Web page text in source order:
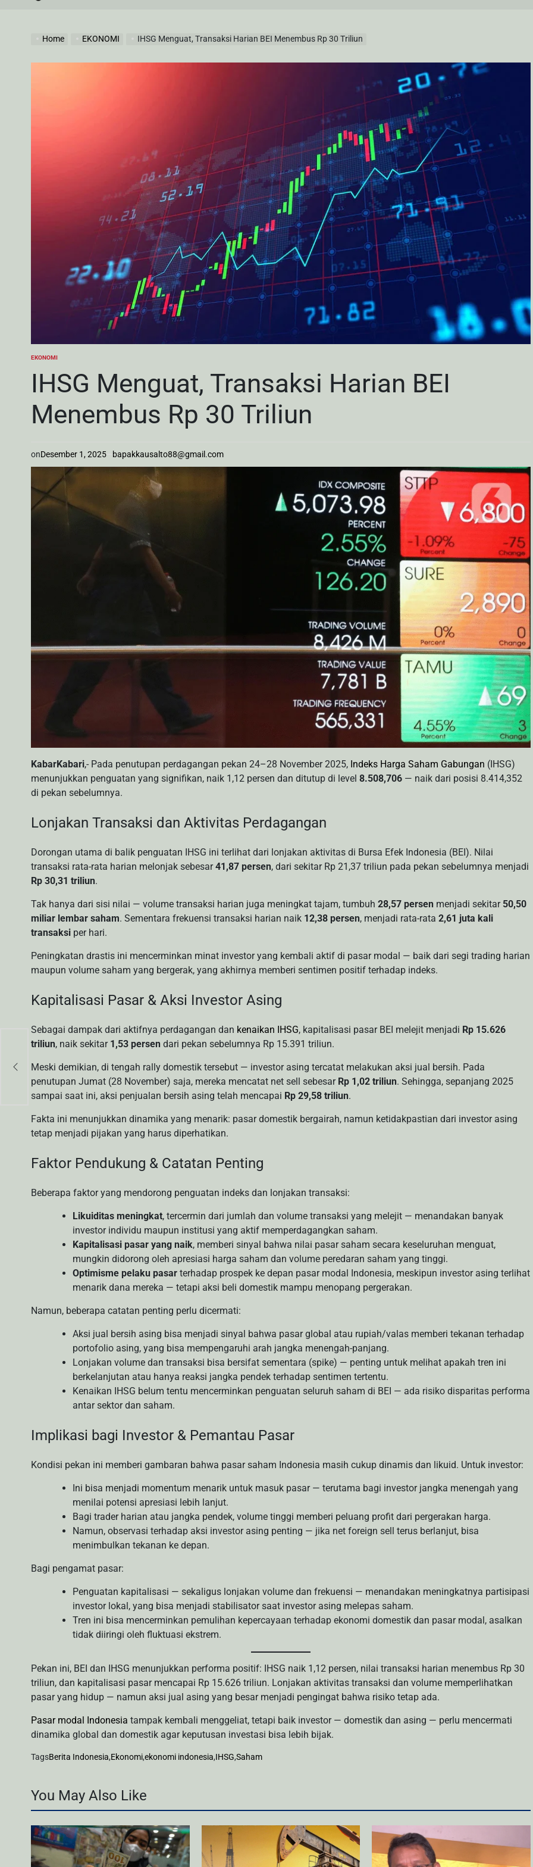
Home EKONOMI IHSG Menguat, Transaksi Harian BEI Menembus Rp 30 Triliun
POSTED
EKONOMI
IHSG Menguat, Transaksi Harian BEI
Menembus Rp 30 Triliun
onDesember 1, 2025 bapakkausalto88@gmail.com
KabarKabari,- Pada penutupan perdagangan pekan 24–28 November 2025, Indeks Harga Saham Gabungan (IHSG)
menunjukkan penguatan yang signifikan, naik 1,12 persen dan ditutup di level 8.508,706 — naik dari posisi 8.414,352
di pekan sebelumnya.
Lonjakan Transaksi dan Aktivitas Perdagangan
Dorongan utama di balik penguatan IHSG ini terlihat dari lonjakan aktivitas di Bursa Efek Indonesia (BEI). Nilai
transaksi rata-rata harian melonjak sebesar41,87 persen, dari sekitar Rp 21,37 triliun pada pekan sebelumnya menjadi
Rp 30,31 triliun.
Tak hanya dari sisi nilai — volume transaksi harian juga meningkat tajam, tumbuh 28,57 persen menjadi sekitar 50,50
miliar lembar saham. Sementara frekuensi transaksi harian naik 12,38 persen, menjadi rata-rata 2,61 juta kali
transaksi per hari.
Peningkatan drastis ini mencerminkan minat investor yang kembali aktif di pasar modal — baik dari segi trading harian
maupun volume saham yang bergerak, yang akhirnya memberi sentimen positif terhadap indeks.
Kapitalisasi Pasar & Aksi Investor Asing
Sebagai dampak dari aktifnya perdagangan dan kenaikan IHSG, kapitalisasi pasar BEI melejit menjadi Rp 15.626
triliun, naik sekitar 1,53 persen dari pekan sebelumnya Rp 15.391 triliun.
Meski demikian, di tengah rally domestik tersebut — investor asing tercatat melakukan aksi jual bersih. Pada
penutupan Jumat (28 November) saja, mereka mencatat net sell sebesar Rp 1,02 triliun. Sehingga, sepanjang 2025
sampai saat ini, aksi penjualan bersih asing telah mencapai Rp 29,58 triliun.
Fakta ini menunjukkan dinamika yang menarik: pasar domestik bergairah, namun ketidakpastian dari investor asing
tetap menjadi pijakan yang harus diperhatikan.
Faktor Pendukung & Catatan Penting
Beberapa faktor yang mendorong penguatan indeks dan lonjakan transaksi:
Likuiditas meningkat, tercermin dari jumlah dan volume transaksi yang melejit — menandakan banyak
investor individu maupun institusi yang aktif memperdagangkan saham.
Kapitalisasi pasar yang naik, memberi sinyal bahwa nilai pasar saham secara keseluruhan menguat,
mungkin didorong oleh apresiasi harga saham dan volume peredaran saham yang tinggi.
Optimisme pelaku pasar terhadap prospek ke depan pasar modal Indonesia, meskipun investor asing terlihat
menarik dana mereka — tetapi aksi beli domestik mampu menopang pergerakan.
Namun, beberapa catatan penting perlu dicermati:
Aksi jual bersih asing bisa menjadi sinyal bahwa pasar global atau rupiah/valas memberi tekanan terhadap
portofolio asing, yang bisa mempengaruhi arah jangka menengah-panjang.
Lonjakan volume dan transaksi bisa bersifat sementara (spike) — penting untuk melihat apakah tren ini
berkelanjutan atau hanya reaksi jangka pendek terhadap sentimen tertentu.
Kenaikan IHSG belum tentu mencerminkan penguatan seluruh saham di BEI — ada risiko disparitas performa
antar sektor dan saham.
Implikasi bagi Investor & Pemantau Pasar
Kondisi pekan ini memberi gambaran bahwa pasar saham Indonesia masih cukup dinamis dan likuid. Untuk investor:
Ini bisa menjadi momentum menarik untuk masuk pasar — terutama bagi investor jangka menengah yang
menilai potensi apresiasi lebih lanjut.
Bagi trader harian atau jangka pendek, volume tinggi memberi peluang profit dari pergerakan harga.
Namun, observasi terhadap aksi investor asing penting — jika net foreign sell terus berlanjut, bisa
menimbulkan tekanan ke depan.
Bagi pengamat pasar:
Penguatan kapitalisasi — sekaligus lonjakan volume dan frekuensi — menandakan meningkatnya partisipasi
investor lokal, yang bisa menjadi stabilisator saat investor asing melepas saham.
Tren ini bisa mencerminkan pemulihan kepercayaan terhadap ekonomi domestik dan pasar modal, asalkan
tidak diiringi oleh fluktuasi ekstrem.
Pekan ini, BEI dan IHSG menunjukkan performa positif: IHSG naik 1,12 persen, nilai transaksi harian menembus Rp 30
triliun, dan kapitalisasi pasar mencapai Rp 15.626 triliun. Lonjakan aktivitas transaksi dan volume memperlihatkan
pasar yang hidup — namun aksi jual asing yang besar menjadi pengingat bahwa risiko tetap ada.
Pasar modal Indonesia tampak kembali menggeliat, tetapi baik investor — domestik dan asing — perlu mencermati
dinamika global dan domestik agar keputusan investasi bisa lebih bijak.
TagsBerita Indonesia,Ekonomi,ekonomi indonesia,IHSG,Saham
You May Also Like